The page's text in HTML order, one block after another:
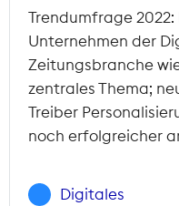
Trendumfrage
Unternehmen der
Zeitungsbranche
zentrales Thema;
Treiber
noch erfolgreicher
Digitales